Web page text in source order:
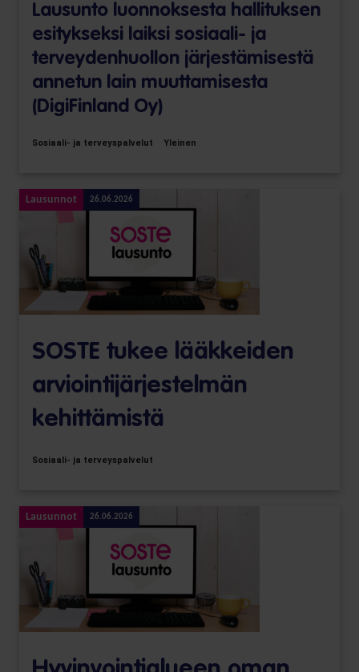
Lausunto luonnoksesta hallituksen
esitykseksi laiksi sosiaali- ja
terveydenhuollon järjestämisestä
annetun lain muuttamisesta
(DigiFinland Oy)
Sosiaali- ja terveyspalvelut Yleinen
Lausunnot 26.06.2026
SOSTE tukee lääkkeiden
arviointijärjestelmän
kehittämistä
Sosiaali- ja terveyspalvelut
Lausunnot 26.06.2026